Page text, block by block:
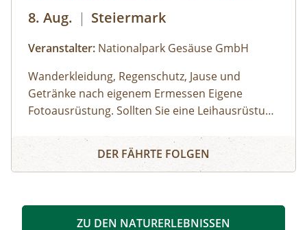
8. Aug. | Steiermark
Veranstalter: Nationalpark Gesäuse GmbH
Wanderkleidung, Regenschutz, Jause und
Getränke nach eigenem Ermessen Eigene
Fotoausrüstung. Sollten Sie eine Leihausrüstung
den Veranstalter.€ 95,00 pro Teilnehmer:inMan
benötigt keine teuren Fernreisen, um
Naturfotografie „vor der Haustüre“
DER FÄHRTE FOLGEN
ZU DEN NATURERLEBNISSEN